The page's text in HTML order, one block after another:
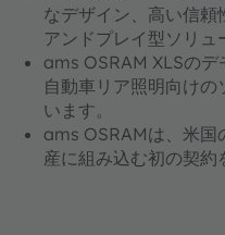
なデザイン、高い信
アンドプレイ型ソリュ
ams OSRAM XLSのデ
自動車リア照明向け
います。
ams OSRAMは、米国
産に組み込む初の契約